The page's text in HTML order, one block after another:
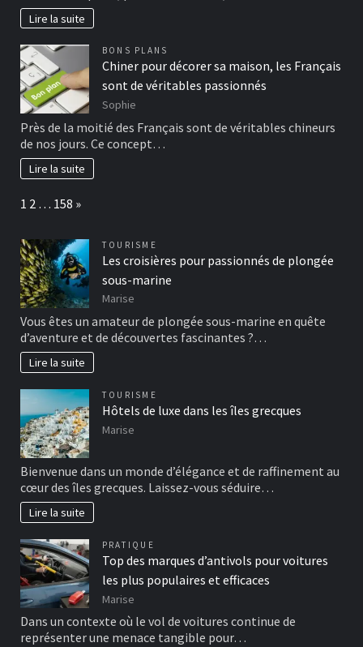
Lire la suite
BONS PLANS
Chiner pour décorer sa maison, les Français
sont de véritables passionnés
Sophie
Près de la moitié des Français sont de véritables chineurs
de nos jours. Ce concept…
Lire la suite
Page:
1 2 … 158 Next
»
TOURISME
Les croisières pour passionnés de plongée
sous-marine
Marise
Vous êtes un amateur de plongée sous-marine en quête
d’aventure et de découvertes fascinantes ?…
Lire la suite
TOURISME
Hôtels de luxe dans les îles grecques
Marise
Bienvenue dans un monde d’élégance et de raffinement au
cœur des îles grecques. Laissez-vous séduire…
Lire la suite
PRATIQUE
Top des marques d’antivols pour voitures
les plus populaires et efficaces
Marise
Dans un contexte où le vol de voitures continue de
représenter une menace tangible pour…